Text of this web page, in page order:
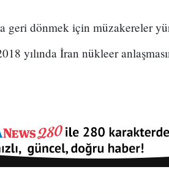
geri dönmek için müzakereler
yılında İran nükleer